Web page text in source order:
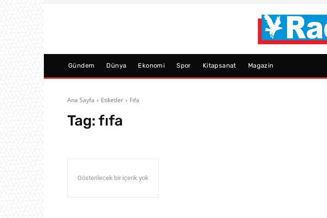
Gündem Dünya Ekonomi Spor Kitapsanat Magazin
Ana Sayfa Etiketler Fıfa
Tag:fıfa
Gösterilecek bir içerik yok